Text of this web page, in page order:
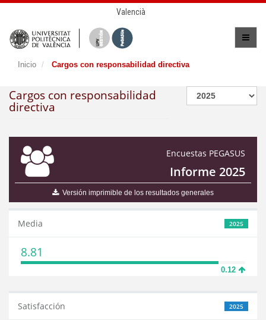
Valencià
Inicio Cargos con responsabilidad directiva
Cargos con responsabilidad
directiva
Encuestas PEGASUS
Informe 2025
Versión imprimible de los resultados generales
2025
Media
8.81
0.12
2025
Satisfacción